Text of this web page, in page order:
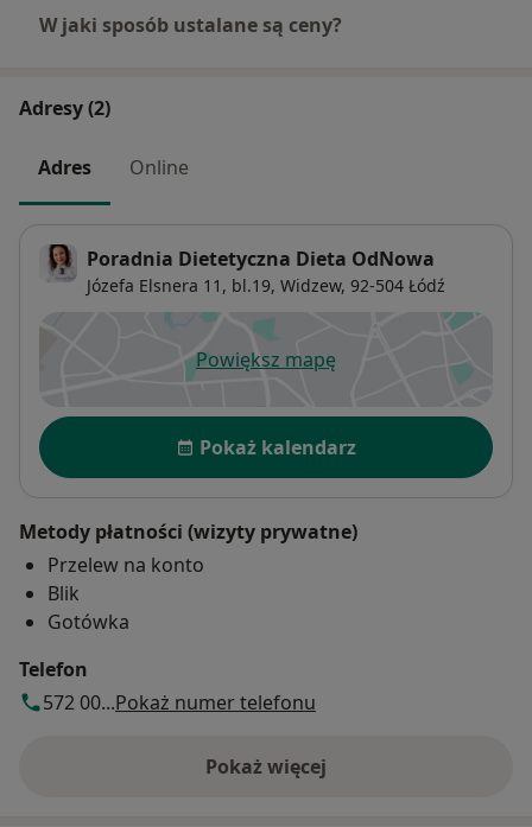
W jaki sposób ustalane są ceny?
Adresy (2)
Adres Online
Poradnia Dietetyczna Dieta OdNowa
Józefa Elsnera 11, bl.19, Widzew, 92-504 Łódź
Powiększ mapęotwiera się w nowej karcie
Dostępność
Pokaż kalendarz
Metody płatności (wizyty prywatne)
Przelew na konto
Blik
Gotówka
Telefon
572 00...Pokaż numer telefonu
Pokaż więcej
o adresie